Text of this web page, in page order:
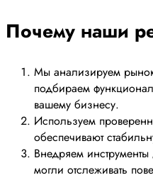
Почему наши
Мы анализируем рынок
подбираем
вашему бизнесу.
Используем
обеспечивают
Внедряем
могли отслеживать